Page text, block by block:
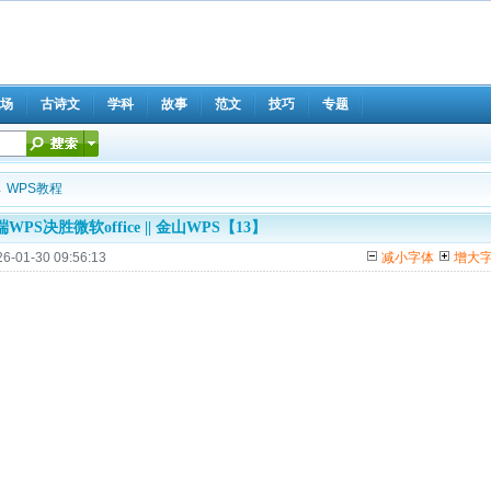
古诗文 学科 故事 范文 技巧 专题
WPS教程
WPS决胜微软office || 金山WPS【13】
减小字体 增大
01-30 09:56:13